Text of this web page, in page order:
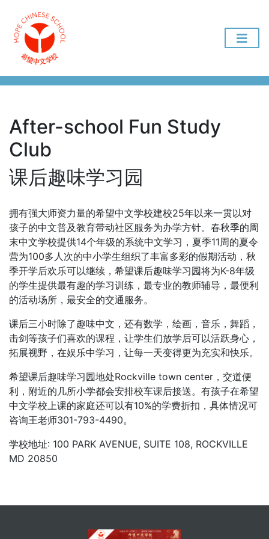
After-school Fun Study
Club
课后趣味学习园
拥有强大师资力量的希望中文学校建校25年以来一贯以对
孩子的中文普及教育带动社区服务为办学方针。春秋季的周
末中文学校提供14个年级的系统中文学习，夏季11周的夏令
营为100多人次的中小学生组织了丰富多彩的假期活动，秋
季开学后欢乐可以继续，希望课后趣味学习园将为K-8年级
的学生提供最有趣的学习训练，最专业的教师辅导，最便利
的活动场所，最安全的交通服务。
课后三小时除了趣味中文，还有数学，绘画，音乐，舞蹈，
击剑等孩子们喜欢的课程，让学生们放学后可以活跃身心，
拓展视野，在娱乐中学习，让每一天变得更为充实和快乐。
希望课后趣味学习园地处Rockville town center，交道便
利，附近的几所小学都会安排校车课后接送。有孩子在希望
中文学校上课的家庭还可以有10%的学费折扣，具体情况可
咨询王老师301-793-4490。
学校地址: 100 PARK AVENUE, SUITE 108, ROCKVILLE
MD 20850